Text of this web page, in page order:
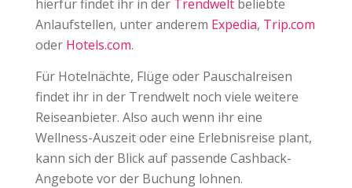
hierfür findet ihr in der Trendweltbeliebte
Anlaufstellen, unter anderem Expedia, Trip.com
oder Hotels.com.
Für Hotelnächte, Flüge oder Pauschalreisen
findet ihr in der Trendwelt noch viele weitere
Reiseanbieter. Also auch wenn ihr eine
Wellness-Auszeit oder eine Erlebnisreise plant,
kann sich der Blick auf passende Cashback-
Angebote vor der Buchung lohnen.